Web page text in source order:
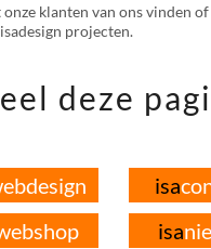
klanten van ons vinden
projecten.
deze
isa
isa